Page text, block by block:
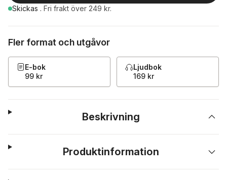
Skickas . Fri frakt över 249 kr.
Fler format och utgåvor
E-bok
99 kr
Ljudbok
169 kr
Beskrivning
Produktinformation